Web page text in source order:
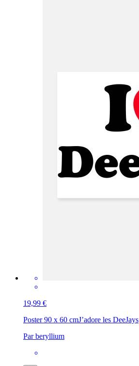
19,99 €
Poster 90 x 60 cmJ’adore les DeeJays
Par beryllium